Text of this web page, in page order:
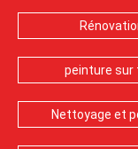
peinture sur
Nettoyage et